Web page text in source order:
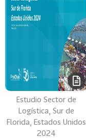
Estudio Sector de
Logística, Sur de
Florida, Estados Unidos
2024